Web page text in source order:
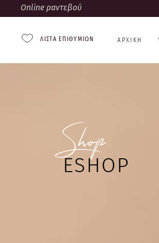
Online ραντεβού
ΛΊΣΤΑ ΕΠΙΘΥΜΙΏΝ ΑΡΧΙΚΉ
Shop
ESHOP